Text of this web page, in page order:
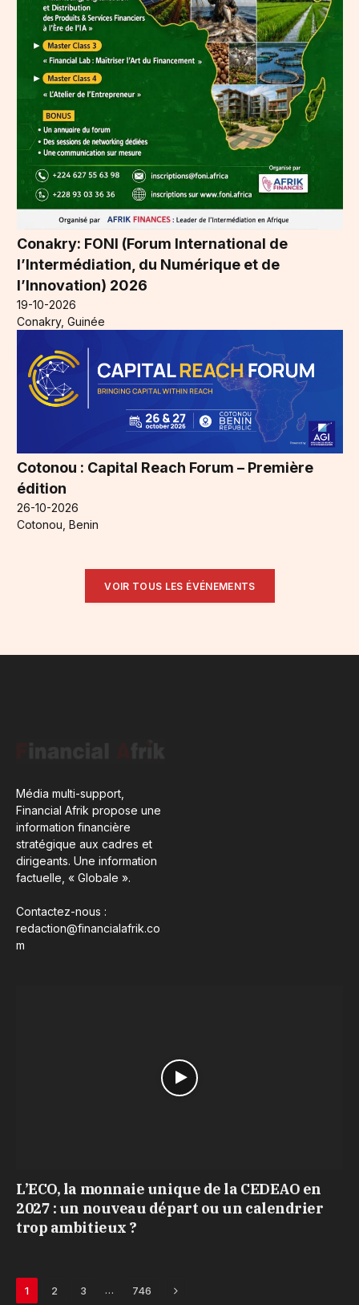
Conakry: FONI (Forum International de
l’Intermédiation, du Numérique et de
l’Innovation) 2026
19-10-2026
Conakry, Guinée
Cotonou : Capital Reach Forum – Première
édition
26-10-2026
Cotonou, Benin
VOIR TOUS LES ÉVÉNEMENTS
Média multi-support,
Financial Afrik propose une
information financière
stratégique aux cadres et
dirigeants. Une information
factuelle, « Globale ».
Contactez-nous :
redaction@financialafrik.co
m
L’ECO, la monnaie unique de la CEDEAO en
2027 : un nouveau départ ou un calendrier
trop ambitieux ?
1 2 3 … 746 Next